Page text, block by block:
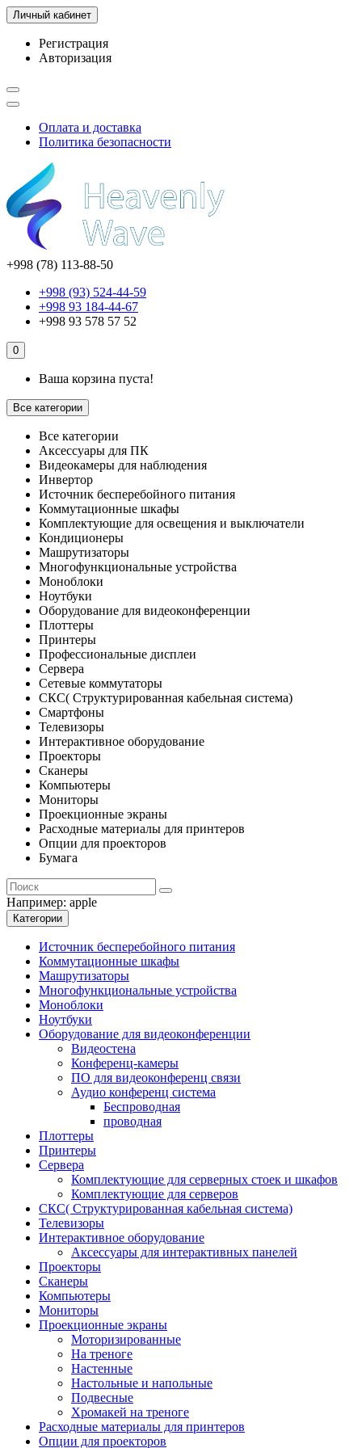
Личный кабинет
Регистрация
Авторизация
Оплата и доставка
Политика безопасности
+998 (78) 113-88-50
+998 (93) 524-44-59
+998 93 184-44-67
+998 93 578 57 52
0
Ваша корзина пуста!
Все категории
Все категории
Аксессуары для ПК
Видеокамеры для наблюдения
Инвертор
Источник бесперебойного питания
Коммутационные шкафы
Комплектующие для освещения и выключатели
Кондиционеры
Машрутизаторы
Многофункциональные устройства
Моноблоки
Ноутбуки
Оборудование для видеоконференции
Плоттеры
Принтеры
Профессиональные дисплеи
Сервера
Сетевые коммутаторы
СКС( Структурированная кабельная система)
Смартфоны
Телевизоры
Интерактивное оборудование
Проекторы
Сканеры
Компьютеры
Мониторы
Проекционные экраны
Расходные материалы для принтеров
Опции для проекторов
Бумага
Например: apple
Категории
Источник бесперебойного питания
Коммутационные шкафы
Машрутизаторы
Многофункциональные устройства
Моноблоки
Ноутбуки
Оборудование для видеоконференции
Видеостена
Конференц-камеры
ПО для видеоконференц связи
Аудио конференц система
Беспроводная
проводная
Плоттеры
Принтеры
Сервера
Комплектующие для серверных стоек и шкафов
Комплектующие для серверов
СКС( Структурированная кабельная система)
Телевизоры
Интерактивное оборудование
Аксессуары для интерактивных панелей
Проекторы
Сканеры
Компьютеры
Мониторы
Проекционные экраны
Моторизированные
На треноге
Настенные
Настольные и напольные
Подвесные
Хромакей на треноге
Расходные материалы для принтеров
Опции для проекторов